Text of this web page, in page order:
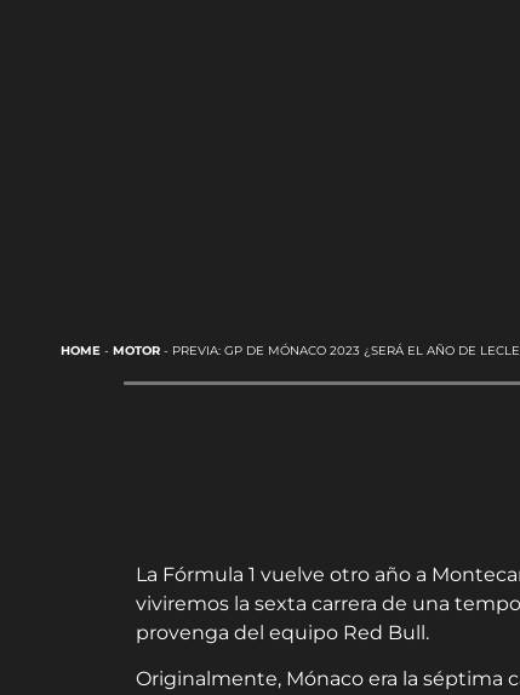
HOME- MOTOR- PREVIA: GP DE MÓNACO 2023 ¿SERÁ EL AÑO DE
La Fórmula 1 vuelve otro año a
viviremos la sexta carrera de una
provenga del equipo Red Bull.
Originalmente, Mónaco era la séptima